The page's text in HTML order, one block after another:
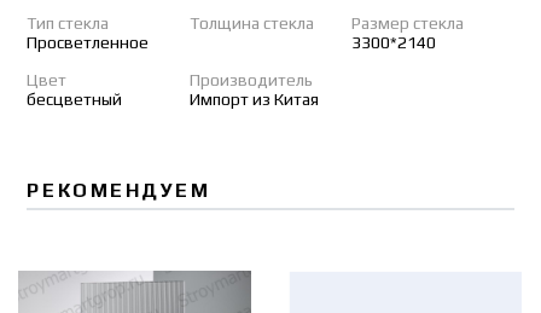
Тип стекла
Просветленное
Толщина стекла
Размер стекла
3300*2140
Цвет
бесцветный
Производитель
Импорт из Китая
РЕКОМЕНДУЕМ